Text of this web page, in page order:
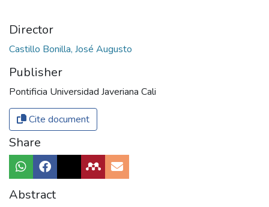
Director
Castillo Bonilla, José Augusto
Publisher
Pontificia Universidad Javeriana Cali
Cite document
Share
Abstract